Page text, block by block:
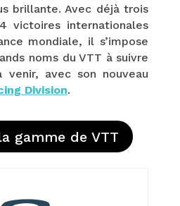
brillante. Avec déjà trois
victoires internationales
mondiale, il s’impose
noms du VTT à suivre
venir, avec son nouveau
Division.
gamme de VTT